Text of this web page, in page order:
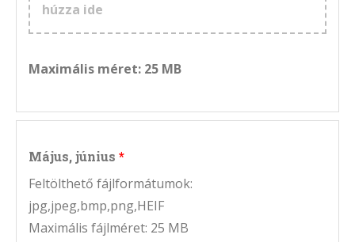
húzza ide
Maximális méret: 25 MB
Május, június
Feltölthető fájlformátumok:
jpg,jpeg,bmp,png,HEIF
Maximális fájlméret: 25 MB